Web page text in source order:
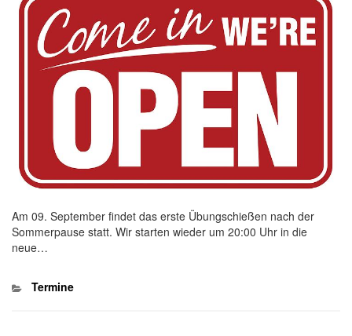
Am 09. September findet das erste Übungschießen nach der
Sommerpause statt. Wir starten wieder um 20:00 Uhr in die
neue…
Kategorien
Termine